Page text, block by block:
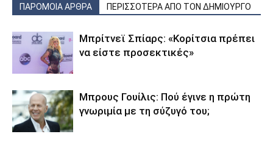
ΠΑΡΟΜΟΙΑ ΑΡΘΡΑ ΠΕΡΙΣΣΟΤΕΡΑ ΑΠΟ ΤΟΝ ΔΗΜΙΟΥΡΓΟ
Μπρίτνεϊ Σπίαρς: «Κορίτσια πρέπει
να είστε προσεκτικές»
Μπρους Γουίλις: Πού έγινε η πρώτη
γνωριμία με τη σύζυγό του;